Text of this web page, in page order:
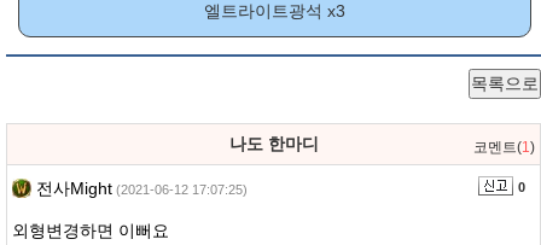
엘트라이트광석 x3
목록으로
나도 한마디 코멘트(1)
전사Might (2021-06-12 17:07:25) 0
외형변경하면 이뻐요